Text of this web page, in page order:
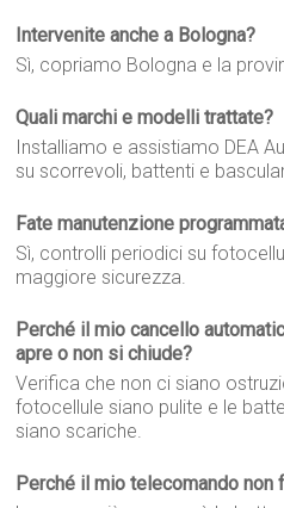
Intervenite anche a Bologna?
Sì, copriamo Bologna e la
Quali marchi e modelli trattate?
Installiamo e assistiamo DEA
su scorrevoli, battenti e
Fate manutenzione
Sì, controlli periodici su
maggiore sicurezza.
Perché il mio cancello
apre o non si chiude?
Verifica che non ci siano
fotocellule siano pulite e le
siano scariche.
Perché il mio telecomando non